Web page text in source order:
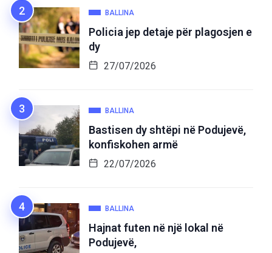
BALLINA
Policia jep detaje për plagosjen e
dy
27/07/2026
BALLINA
Bastisen dy shtëpi në Podujevë,
konfiskohen armë
22/07/2026
BALLINA
Hajnat futen në një lokal në
Podujevë,